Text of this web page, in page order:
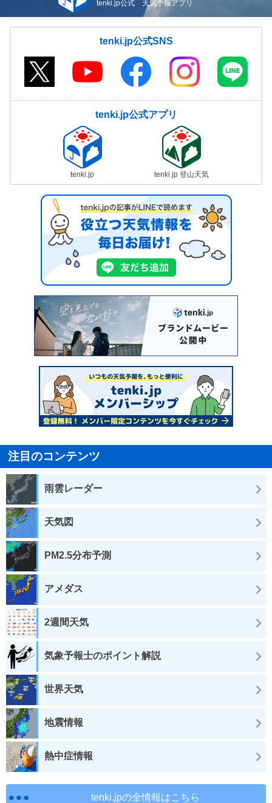
tenki.jp公式 天気予報アプリ
tenki.jp公式SNS
tenki.jp公式アプリ
tenki.jp tenki.jp 登山天気
注目のコンテンツ
雨雲レーダー
天気図
PM2.5分布予測
アメダス
2週間天気
気象予報士のポイント解説
世界天気
地震情報
熱中症情報
tenki.jpの全情報はこちら